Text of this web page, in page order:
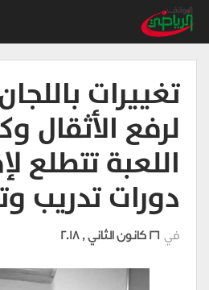
تغييرات
لرفع الأثقال
اللعبة تتطلع
دورات تدريب
في 26 كانون الثاني , 2018